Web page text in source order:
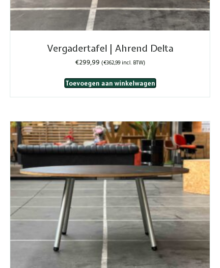
Vergadertafel | Ahrend Delta
€299,99 (€362,99incl. BTW)
Toevoegen aan winkelwagen